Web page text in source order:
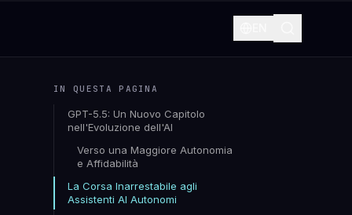
IN QUESTA PAGINA
GPT-5.5: Un Nuovo Capitolo
nell'Evoluzione dell'AI
Verso una Maggiore Autonomia
e Affidabilità
La Corsa Inarrestabile agli
Assistenti AI Autonomi